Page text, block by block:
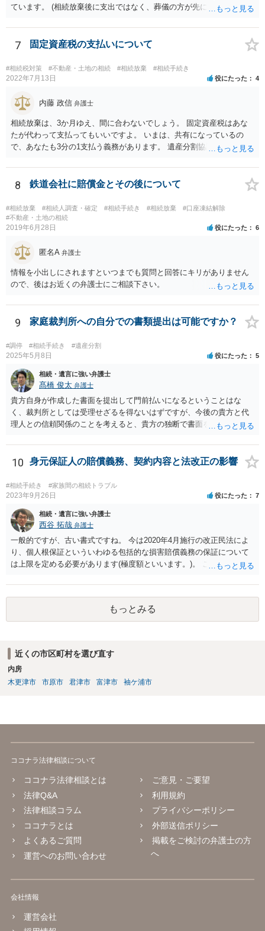
ています。 (相続放棄後に支出ではなく、葬儀の方が先に来るのが通常
述の手続ということだと思いますが) ただ、葬儀費用ならいくらでもよ
いということではなく、身分相応の、社会的儀式として当然認められ
る程度の金額に留まると考えた方がよいです。 もし、相続人の皆さん
に葬儀費用を支出する経済力がなく、質素な葬儀を行った費用であれ
ば相続財産から支出しても単純承認と認められない可能性が高いの
7 固定資産税の支払いについて
#相続税対策 #不動産・土地の相続 #相続放棄 #相続手続き
2022年7月13日 役にたった 4
内藤 政信 弁護士
相続放棄は、3か月ゆえ、間に合わないでしょう。 固定資産税はあな
たが代わって支払ってもいいですよ。 いまは、共有になっているの
で、あなたも3分の1支払う義務があります。 遺産分割協議をして、不
払い義務があります。
8 鉄道会社に賠償金とその後について
#相続放棄 #相続人調査・確定 #相続手続き #相続放棄
#口座凍結解除
#不動産・土地の相続
2019年6月28日 役にたった 6
匿名A 弁護士
情報を小出しにされますといつまでも質問と回答にキリがありません
ので、後はお近くの弁護士にご相談下さい。
9 家庭裁判所への自分での書類提出は可能ですか？
#調停 #相続手続き #遺産分割
2025年5月8日 役にたった 5
相続・遺言に強い弁護士
髙橋 俊太 弁護士
貴方自身が作成した書面を提出して門前払いになるということはな
く、裁判所としては受理せざるを得ないはずですが、今後の貴方と代
理人との信頼関係のことを考えると、貴方の独断で書面を提出したり
士が主張書面の提出を渋っているようですが、弁護士として提出の実
益がないと考えている可能性もあると思いますので、そのあたりも含
めて、弁護士見解を確認等するためによく打ち合わせた方がよいと思
います。単に面倒臭いということで書面提出をしないということであ
れば、当該弁護士との委任関係を修了した上で、貴方のほうで書面提
出することを検討なさった方がよいでしょう。
10 身元保証人の賠償義務、契約内容と法改正の影響
#相続手続き #家族間の相続トラブル
2023年9月26日 役にたった 7
相続・遺言に強い弁護士
西谷 拓哉 弁護士
一般的ですが、古い書式ですね。 今は2020年4月施行の改正民法によ
り、個人根保証といういわゆる包括的な損害賠償義務の保証について
は上限を定める必要があります(極度額といいます。)。 この書式にサ
り、会社側は請求できない可能性が高そうです。
もっとみる
近くの市区町村を選び直す
内房
木更津市
市原市 君津市 富津市 袖ケ浦市
ココナラ法律相談について
ココナラ法律相談とは
法律Q&A
法律相談コラム
ココナラとは
よくあるご質問
運営へのお問い合わせ
ご意見・ご要望
利用規約
プライバシーポリシー
外部送信ポリシー
掲載をご検討の弁護士の方
へ
会社情報
運営会社